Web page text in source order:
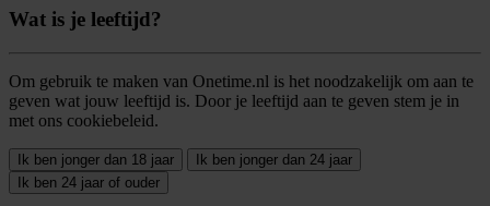
Wat is je leeftijd?
Om gebruik te maken van Onetime.nl is het noodzakelijk om aan te
geven wat jouw leeftijd is. Door je leeftijd aan te geven stem je in
met ons cookiebeleid.
Ik ben jonger dan 18 jaar
Ik ben jonger dan 24 jaar
Ik ben 24 jaar of ouder